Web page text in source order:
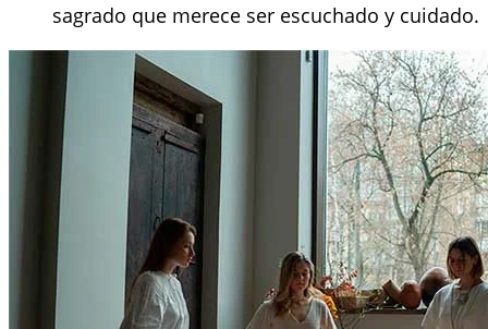
sagrado que merece ser escuchado y cuidado.